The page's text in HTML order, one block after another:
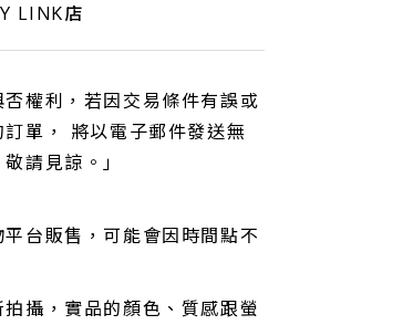
LINK店
否權利，若因交易條件有誤或
單， 將以電子郵件發送無
請見諒。」
台販售，可能會因時間點不
攝，實品的顏色、質感跟螢